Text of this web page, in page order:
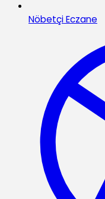
Nöbetçi Eczane